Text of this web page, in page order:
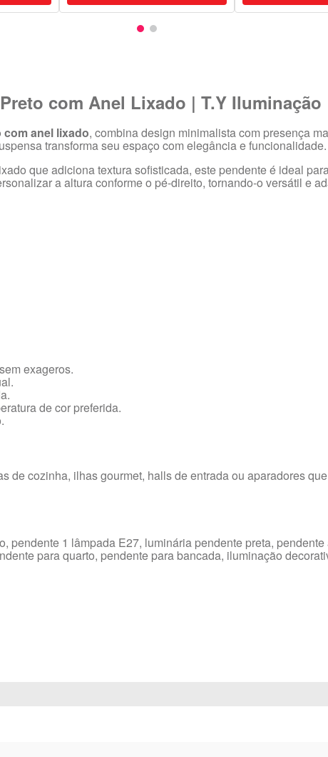
com Anel Lixado | T.Y Iluminação
com anel lixado, combina design minimalista com presença
transforma seu espaço com elegância e funcionalidade.
que adiciona textura sofisticada, este pendente é ideal
a altura conforme o pé-direito, tornando-o versátil e
exageros.
de cor preferida.
de cozinha, ilhas gourmet, halls de entrada ou aparadores
pendente 1 lâmpada E27, luminária pendente preta,
para quarto, pendente para bancada, iluminação